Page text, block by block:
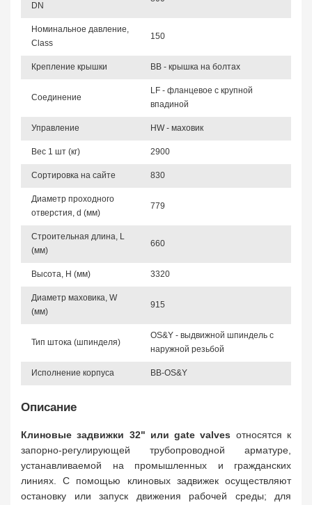
DN
Номинальное давление,
Class
150
Крепление крышки BB - крышка на болтах
Соединение
LF - фланцевое с крупной
впадиной
Управление HW - маховик
Вес 1 шт (кг) 2900
Сортировка на сайте 830
Диаметр проходного
отверстия, d (мм)
779
Строительная длина, L
(мм)
660
Высота, Н (мм) 3320
Диаметр маховика, W
(мм)
915
Тип штока (шпинделя)
OS&Y - выдвижной шпиндель с
наружной резьбой
Исполнение корпуса BB-OS&Y
Описание
Клиновые задвижки 32" или gate valves относятся к
запорно-регулирующей трубопроводной арматуре,
устанавливаемой на промышленных и гражданских
линиях. С помощью клиновых задвижек осуществляют
остановку или запуск движения рабочей среды; для